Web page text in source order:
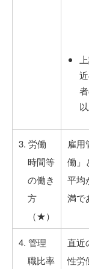
3. 労働
時間等
の働き
方
（★）
雇用
働」
平均
満で
4. 管理
職比率
直近
性労